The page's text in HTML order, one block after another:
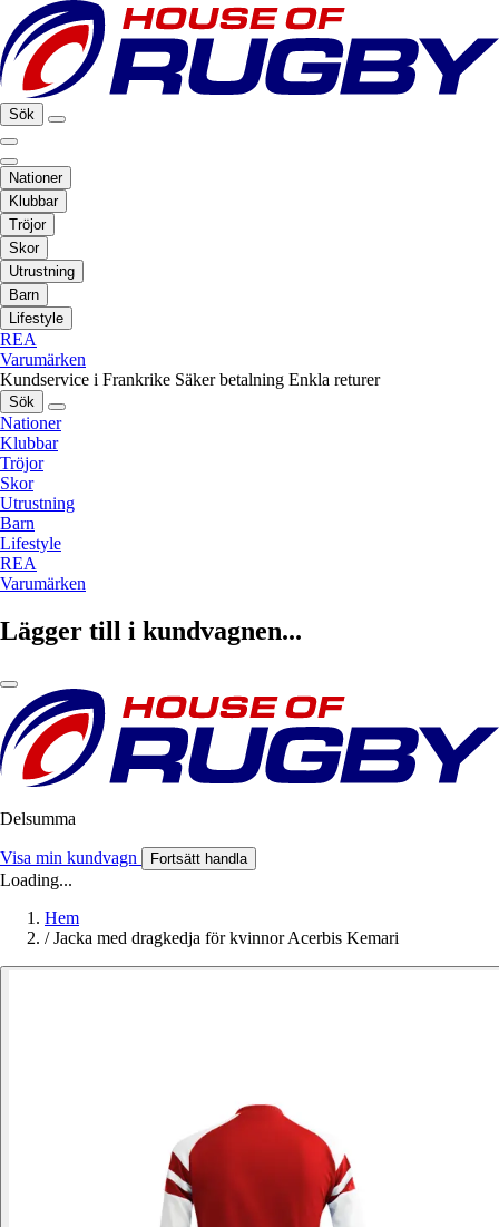
Sök
Nationer
Klubbar
Tröjor
Skor
Utrustning
Barn
Lifestyle
REA
Varumärken
Kundservice i Frankrike Säker betalning Enkla returer
Sök
Nationer
Klubbar
Tröjor
Skor
Utrustning
Barn
Lifestyle
REA
Varumärken
Lägger till i kundvagnen...
Delsumma
Visa min kundvagn Fortsätt handla
Loading...
Hem
/ Jacka med dragkedja för kvinnor Acerbis Kemari